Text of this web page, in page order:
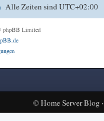
Alle Zeiten sindUTC+02:00
phpBB Limited
©Home Server Blog